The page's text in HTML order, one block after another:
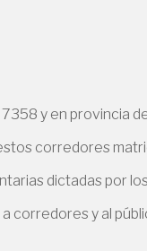
y en provincia
corredores
dictadas por
corredores y al